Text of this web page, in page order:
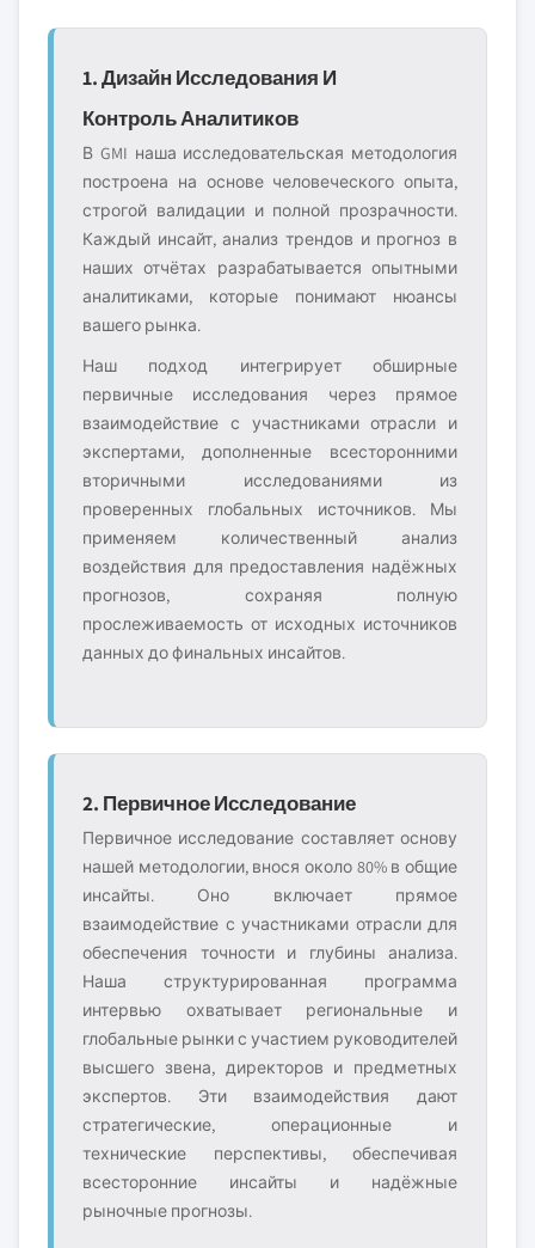
1. Дизайн Исследования И
Контроль Аналитиков
В GMI наша исследовательская методология
построена на основе человеческого опыта,
строгой валидации и полной прозрачности.
Каждый инсайт, анализ трендов и прогноз в
наших отчётах разрабатывается опытными
аналитиками, которые понимают нюансы
вашего рынка.
Наш подход интегрирует обширные
первичные исследования через прямое
взаимодействие с участниками отрасли и
экспертами, дополненные всесторонними
вторичными исследованиями из
проверенных глобальных источников. Мы
применяем количественный анализ
воздействия для предоставления надёжных
прогнозов, сохраняя полную
прослеживаемость от исходных источников
данных до финальных инсайтов.
2. Первичное Исследование
Первичное исследование составляет основу
нашей методологии, внося около 80% в общие
инсайты. Оно включает прямое
взаимодействие с участниками отрасли для
обеспечения точности и глубины анализа.
Наша структурированная программа
интервью охватывает региональные и
глобальные рынки с участием руководителей
высшего звена, директоров и предметных
экспертов. Эти взаимодействия дают
стратегические, операционные и
технические перспективы, обеспечивая
всесторонние инсайты и надёжные
рыночные прогнозы.